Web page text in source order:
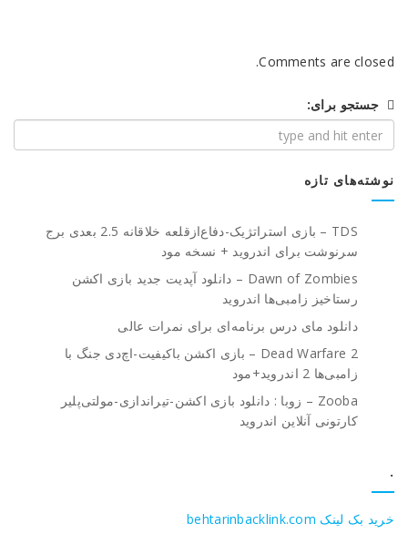
Comments are closed.
جستجو برای:
نوشته‌های تازه
TDS – بازی استراتژیک-دفاع‌از‌قلعه خلاقانه 2.5 بعدی برج
سرنوشت برای اندروید + نسخه مود
Dawn of Zombies – دانلود آپدیت جدید بازی اکشن
رستاخیز زامبی‌ها اندروید
دانلود مای درس برنامه‌ای برای نمرات عالی
Dead Warfare 2 – بازی اکشن باکیفیت-اچ‌دی جنگ با
زامبی‌ها 2 اندروید+مود
Zooba – زوبا : دانلود بازی اکشن-تیراندازی-مولتی‌پلیر
کارتونی آنلاین اندروید
.
خرید بک لینک behtarinbacklink.com